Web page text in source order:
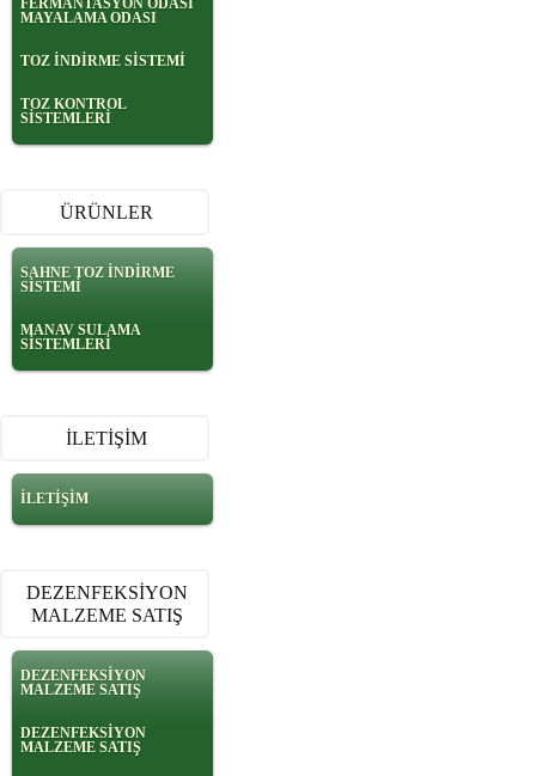
FERMANTASYON ODASI
MAYALAMA ODASI
TOZ İNDİRME SİSTEMİ
TOZ KONTROL
SİSTEMLERİ
ÜRÜNLER
SAHNE TOZ İNDİRME
SİSTEMİ
MANAV SULAMA
SİSTEMLERİ
İLETİŞİM
İLETİŞİM
DEZENFEKSİYON
MALZEME SATIŞ
DEZENFEKSİYON
MALZEME SATIŞ
DEZENFEKSİYON
MALZEME SATIŞ